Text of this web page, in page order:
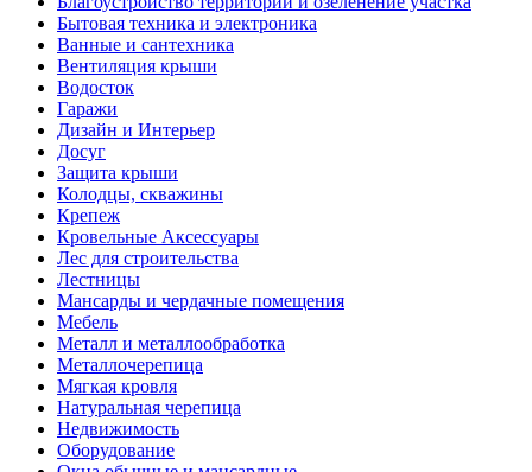
Бытовая техника и электроника
Ванные и сантехника
Вентиляция крыши
Водосток
Гаражи
Дизайн и Интерьер
Досуг
Защита крыши
Колодцы, скважины
Крепеж
Кровельные Аксессуары
Лес для строительства
Лестницы
Мансарды и чердачные помещения
Мебель
Металл и металлообработка
Металлочерепица
Мягкая кровля
Натуральная черепица
Недвижимость
Оборудование